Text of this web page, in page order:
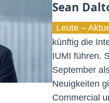
Sean
Leute –
künftig die
IUMI führen.
September
Neuigkeiten
Commercial